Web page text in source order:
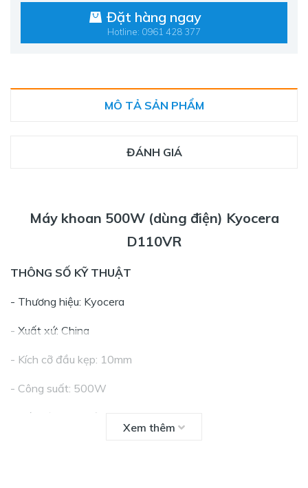
Đặt hàng ngay
Hotline: 0961 428 377
MÔ TẢ SẢN PHẨM
ĐÁNH GIÁ
Máy khoan 500W (dùng điện) Kyocera
D110VR
THÔNG SỐ KỸ THUẬT
- Thương hiệu: Kyocera
- Xuất xứ: China
- Kích cỡ đầu kẹp: 10mm
- Công suất: 500W
- Tốc độ không tải: 0 - 2800 vòng/phút
Xem thêm